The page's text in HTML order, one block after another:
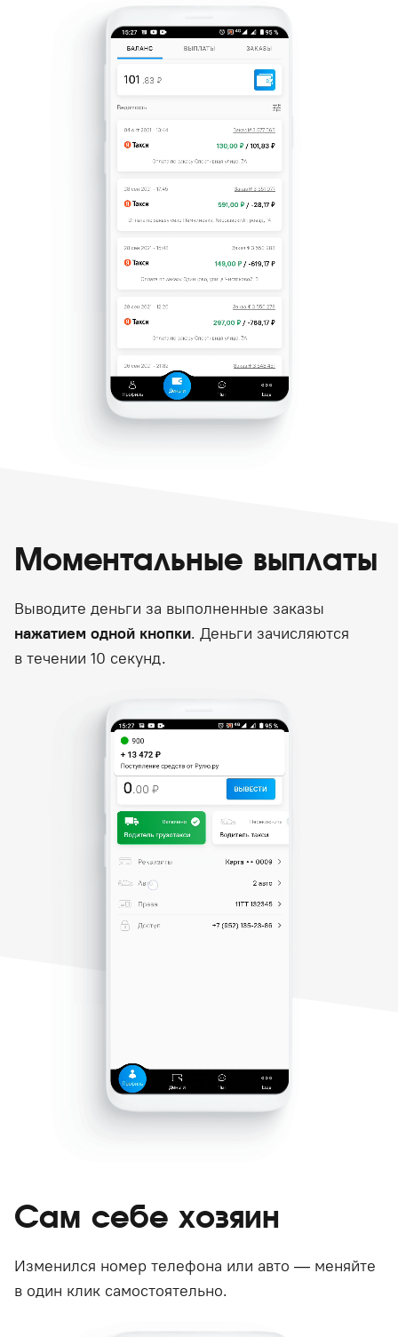
Моментальные выплаты
Выводите деньги за выполненные заказы
нажатием одной кнопки. Деньги зачисляются
в течении 10 секунд.
Сам себе хозяин
Изменился номер телефона или авто — меняйте
в один клик самостоятельно.